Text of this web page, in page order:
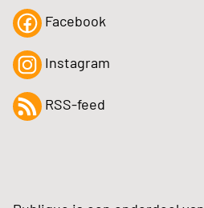
Facebook
Instagram
RSS-feed